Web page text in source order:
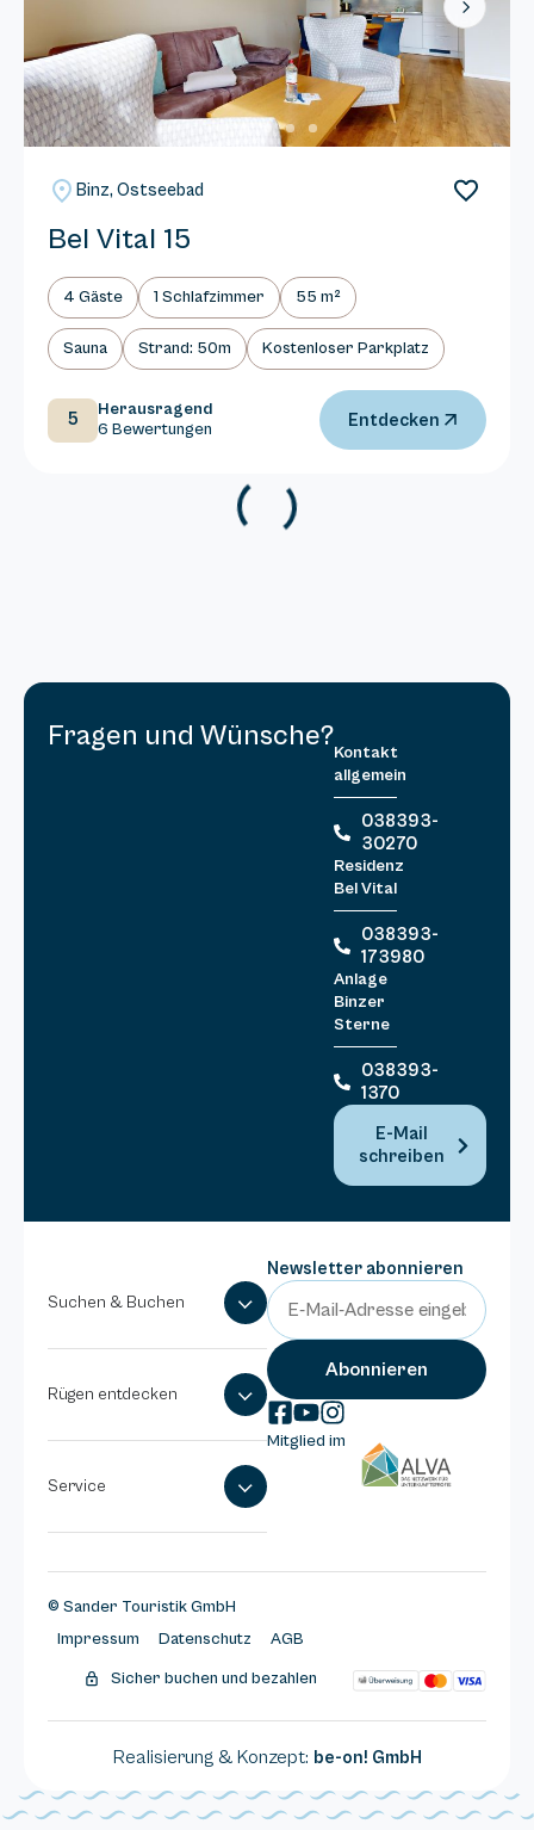
Next
Binz, Ostseebad
Bel Vital 15
4 Gäste 1 Schlafzimmer 55 m²
Sauna Strand: 50m Kostenloser Parkplatz
5
Herausragend
6 Bewertungen
Entdecken
Fragen und Wünsche?Kontakt
allgemein
038393-
30270
Residenz
Bel Vital
038393-
173980
Anlage
Binzer
Sterne
038393-
1370
E-Mail
schreiben
Suchen & Buchen
Rügen entdecken
Service
Newsletter abonnieren
Mitglied im
© Sander Touristik GmbH
Impressum
Datenschutz AGB
Sicher buchen und bezahlen
Realisierung & Konzept: be-on! GmbH